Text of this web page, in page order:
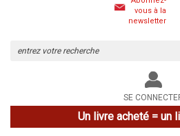
vous à la
newsletter
le
site
SE
Un livre acheté = un